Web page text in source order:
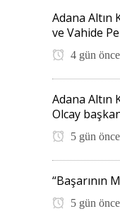
Adana Altın
ve Vahide
4 gün önce
Adana Altın
Olcay
5 gün önce
“Başarının
5 gün önce